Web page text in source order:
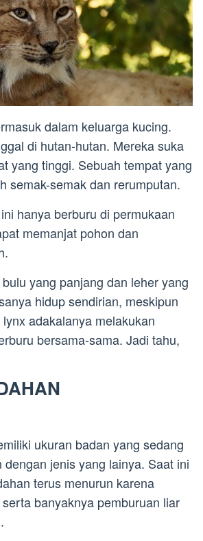
dalam keluarga kucing.
di hutan-hutan. Mereka suka
yang tinggi. Sebuah tempat yang
semak-semak dan rerumputan.
hanya berburu di permukaan
memanjat pohon dan
yang panjang dan leher yang
hidup sendirian, meskipun
adakalanya melakukan
bersama-sama. Jadi tahu,
ukuran badan yang sedang
dengan jenis yang lainya. Saat ini
terus menurun karena
banyaknya pemburuan liar